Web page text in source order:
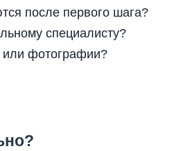
после первого шага?
специалисту?
фотографии?